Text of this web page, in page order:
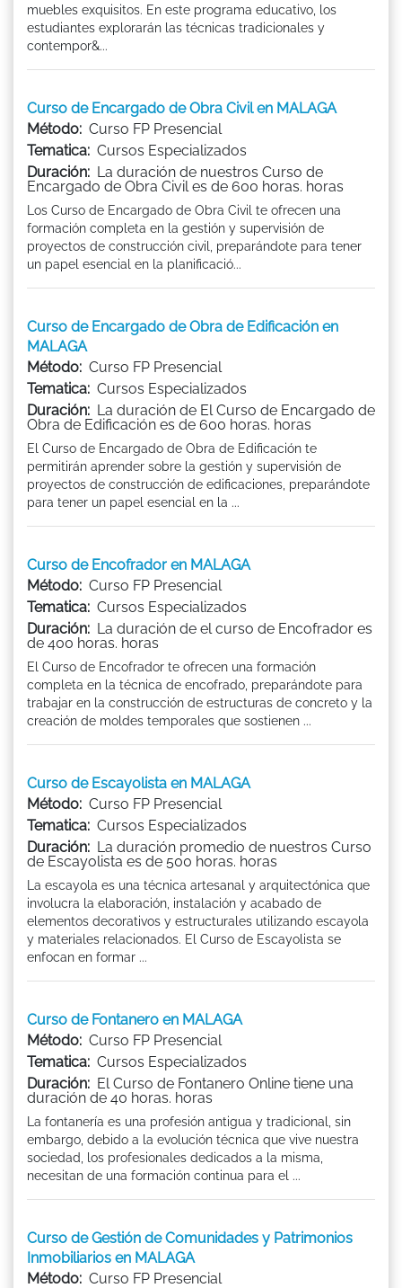
muebles exquisitos. En este programa educativo, los
estudiantes explorarán las técnicas tradicionales y
contempor&...
Curso de Encargado de Obra Civil en MALAGA
Método: Curso FP Presencial
Tematica: Cursos Especializados
Duración: La duración de nuestros Curso de
Encargado de Obra Civil es de 600 horas. horas
Los Curso de Encargado de Obra Civil te ofrecen una
formación completa en la gestión y supervisión de
proyectos de construcción civil, preparándote para tener
un papel esencial en la planificació...
Curso de Encargado de Obra de Edificación en
MALAGA
Método: Curso FP Presencial
Tematica: Cursos Especializados
Duración: La duración de El Curso de Encargado de
Obra de Edificación es de 600 horas. horas
El Curso de Encargado de Obra de Edificación te
permitirán aprender sobre la gestión y supervisión de
proyectos de construcción de edificaciones, preparándote
para tener un papel esencial en la ...
Curso de Encofrador en MALAGA
Método: Curso FP Presencial
Tematica: Cursos Especializados
Duración: La duración de el curso de Encofrador es
de 400 horas. horas
El Curso de Encofrador te ofrecen una formación
completa en la técnica de encofrado, preparándote para
trabajar en la construcción de estructuras de concreto y la
creación de moldes temporales que sostienen ...
Curso de Escayolista en MALAGA
Método: Curso FP Presencial
Tematica: Cursos Especializados
Duración: La duración promedio de nuestros Curso
de Escayolista es de 500 horas. horas
La escayola es una técnica artesanal y arquitectónica que
involucra la elaboración, instalación y acabado de
elementos decorativos y estructurales utilizando escayola
y materiales relacionados. El Curso de Escayolista se
enfocan en formar ...
Curso de Fontanero en MALAGA
Método: Curso FP Presencial
Tematica: Cursos Especializados
Duración: El Curso de Fontanero Online tiene una
duración de 40 horas. horas
La fontanería es una profesión antigua y tradicional, sin
embargo, debido a la evolución técnica que vive nuestra
sociedad, los profesionales dedicados a la misma,
necesitan de una formación continua para el ...
Curso de Gestión de Comunidades y Patrimonios
Inmobiliarios en MALAGA
Método: Curso FP Presencial